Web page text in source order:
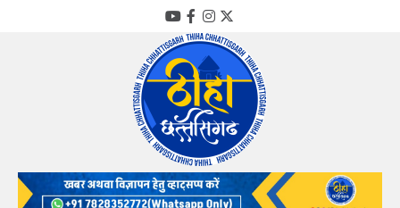
YouTube
Facebook
Instagram
Twitter
Thiha Chhattisgarh
गोठ जन-जन के